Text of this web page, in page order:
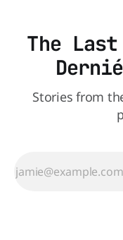
The
Stories from